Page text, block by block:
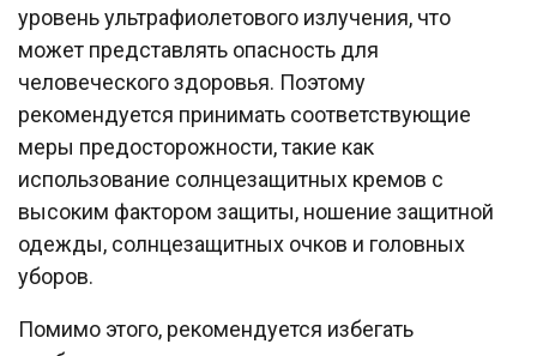
уровень ультрафиолетового излучения, что
может представлять опасность для
человеческого здоровья. Поэтому
рекомендуется принимать соответствующие
меры предосторожности, такие как
использование солнцезащитных кремов с
высоким фактором защиты, ношение защитной
одежды, солнцезащитных очков и головных
уборов.
Помимо этого, рекомендуется избегать